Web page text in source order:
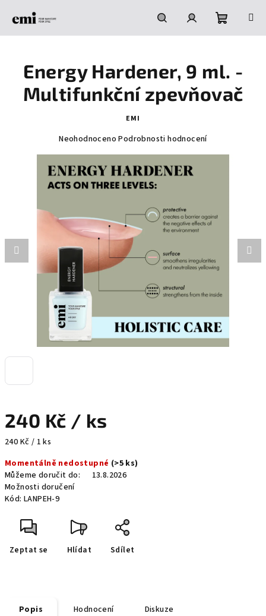
HledatPřihlášeníNákupní
košík
240 Kč / ks
Měrná
240 Kč / 1 ks
Momentálně nedostupné (>5 ks)
Můžeme doručit do:
13.8.2026
Možnosti doručení
Kód: LANPEH-9
Zeptat se Hlídat Sdílet
Energy Hardener, 9 ml. -
Multifunkční zpevňovač
EMI
Průměrné
produktu
je
0,0
hvězdiček.
Neohodnoceno Podrobnosti hodnocení
Popis Hodnocení Diskuze